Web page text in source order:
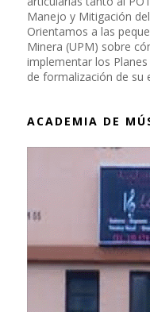
Manejo y Mitigación
Orientamos a las
Minera (UPM) sobre
implementar los
de formalización de su
ACADEMIA DE